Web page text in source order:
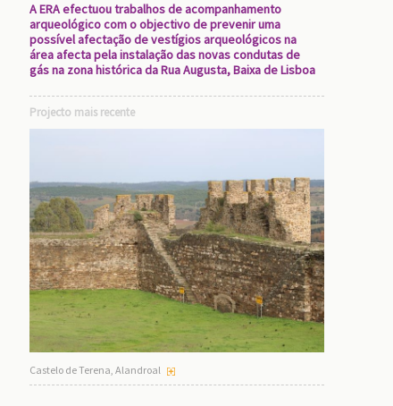
A ERA efectuou trabalhos de acompanhamento
arqueológico com o objectivo de prevenir uma
possível afectação de vestígios arqueológicos na
área afecta pela instalação das novas condutas de
gás na zona histórica da Rua Augusta, Baixa de Lisboa
Projecto mais recente
Castelo de Terena, Alandroal